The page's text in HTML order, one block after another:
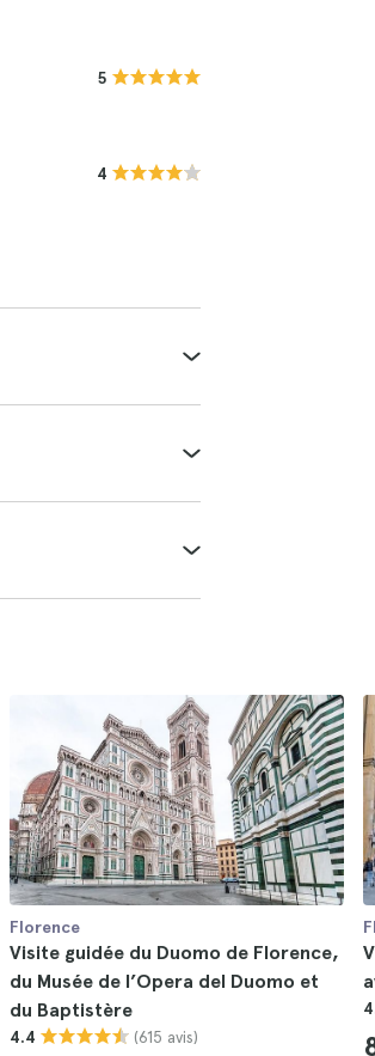
5
4
Florence
Visite guidée du Duomo de Florence,
du Musée de l’Opera del Duomo et
du Baptistère
4.4 (615 avis)